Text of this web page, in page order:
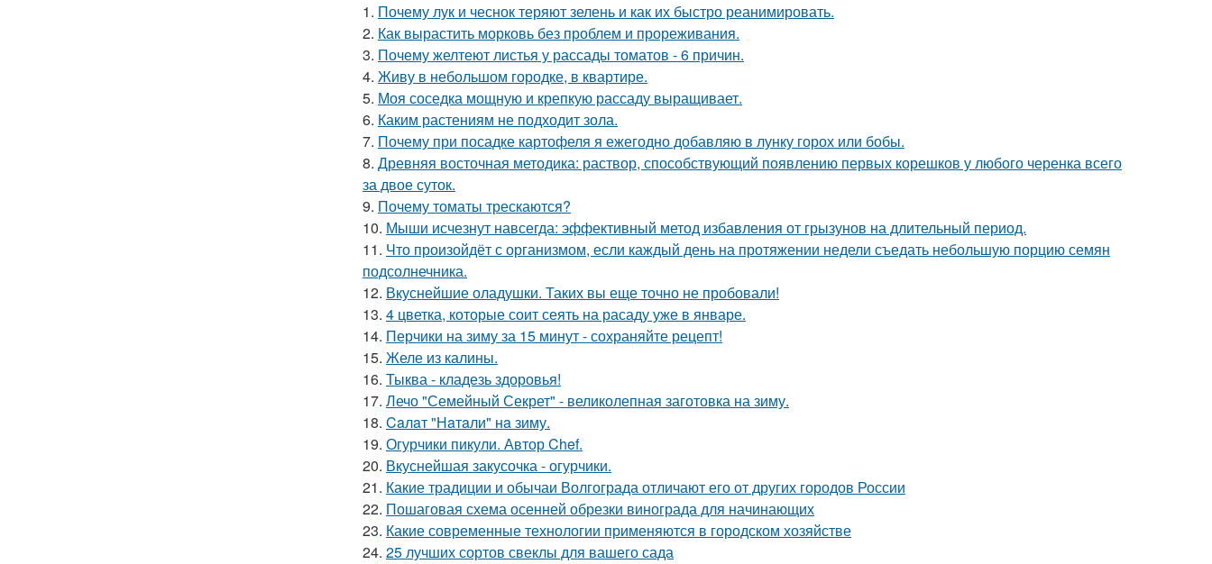
1. Почему лук и чеснок теряют зелень и как их быстро реанимировать.
2. Как вырастить морковь без проблем и прореживания.
3. Почему желтеют листья у рассады томатов - 6 причин.
4. Живу в небольшом городке, в квартире.
5. Моя соседка мощную и крепкую рассаду выращивает.
6. Каким растениям не подходит зола.
7. Почему при посадке картофеля я ежегодно добавляю в лунку горох или бобы.
8. Древняя восточная методика: раствор, способствующий появлению первых корешков у любого черенка всего
за двое суток.
9. Почему томаты трескаются?
10. Мыши исчезнут навсегда: эффективный метод избавления от грызунов на длительный период.
11. Что произойдёт с организмом, если каждый день на протяжении недели съедать небольшую порцию семян
подсолнечника.
12. Вкуснейшие оладушки. Таких вы еще точно не пробовали!
13. 4 цветка, которые соит сеять на расаду уже в январе.
14. Перчики на зиму за 15 минут - сохраняйте рецепт!
15. Желе из калины.
16. Тыква - кладезь здоровья!
17. Лечо "Семейный Секрет" - великолепная заготовка на зиму.
18. Caлaт "Нaтaли" нa зиму.
19. Огурчики пикули. Автор Chef.
20. Вкуснейшая закусочка - огурчики.
21. Какие традиции и обычаи Волгограда отличают его от других городов России
22. Пошаговая схема осенней обрезки винограда для начинающих
23. Какие современные технологии применяются в городском хозяйстве
24. 25 лучших сортов свеклы для вашего сада